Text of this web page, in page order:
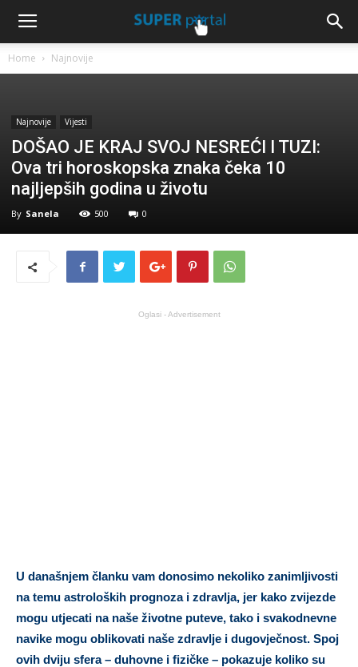
Home Najnovije
Najnovije Vijesti
DOŠAO JE KRAJ SVOJ NESREĆI I TUZI:
Ova tri horoskopska znaka čeka 10
najljepših godina u životu
By Sanela 500 0
Oglasi - Advertisement
U današnjem članku vam donosimo nekoliko zanimljivosti
na temu astroloških prognoza i zdravlja, jer kako zvijezde
mogu utjecati na naše životne puteve, tako i svakodnevne
navike mogu oblikovati naše zdravlje i dugovječnost. Spoj
ovih dviju sfera – duhovne i fizičke – pokazuje koliko su